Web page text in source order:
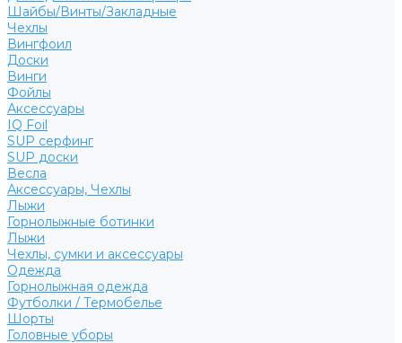
Шайбы/Винты/Закладные
Чехлы
Вингфоил
Доски
Винги
Фойлы
Аксессуары
IQ Foil
SUP серфинг
SUP доски
Весла
Аксессуары, Чехлы
Лыжи
Горнолыжные ботинки
Лыжи
Чехлы, сумки и аксессуары
Одежда
Горнолыжная одежда
Футболки / Термобелье
Шорты
Головные уборы